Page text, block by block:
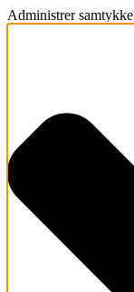
Administrer samtykke